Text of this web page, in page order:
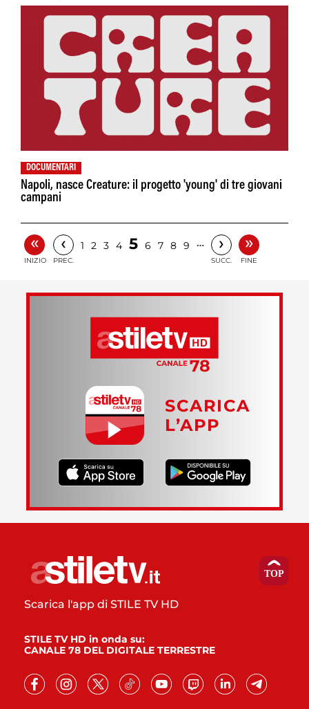
DOCUMENTARI
Napoli, nasce Creature: il progetto 'young' di tre giovani
campani
«
INIZIO
‹
PREC.
1 2 3 4 5 6 7 8 9 … ›
SUCC.
»
FINE
SCARICA
L’APP
Scarica l'app di STILE TV HD
STILE TV HD in onda su:
CANALE 78 DEL DIGITALE TERRESTRE